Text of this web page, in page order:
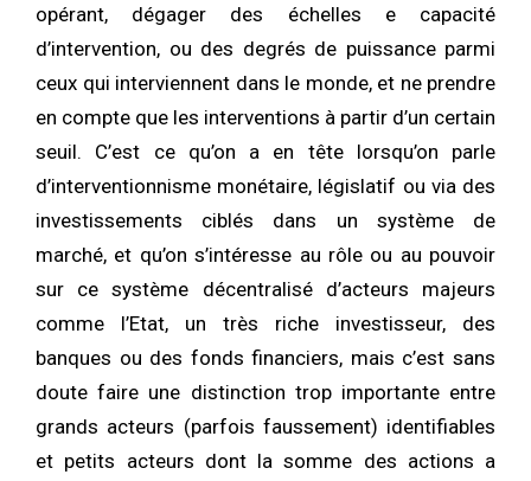
opérant, dégager des échelles e capacité
d’intervention, ou des degrés de puissance parmi
ceux qui interviennent dans le monde, et ne prendre
en compte que les interventions à partir d’un certain
seuil. C’est ce qu’on a en tête lorsqu’on parle
d’interventionnisme monétaire, législatif ou via des
investissements ciblés dans un système de
marché, et qu’on s’intéresse au rôle ou au pouvoir
sur ce système décentralisé d’acteurs majeurs
comme l’Etat, un très riche investisseur, des
banques ou des fonds financiers, mais c’est sans
doute faire une distinction trop importante entre
grands acteurs (parfois faussement) identifiables
et petits acteurs dont la somme des actions a